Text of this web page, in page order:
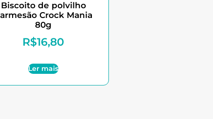
Biscoito de polvilho
Crock Mania
80g
R$16,80
Ler mais